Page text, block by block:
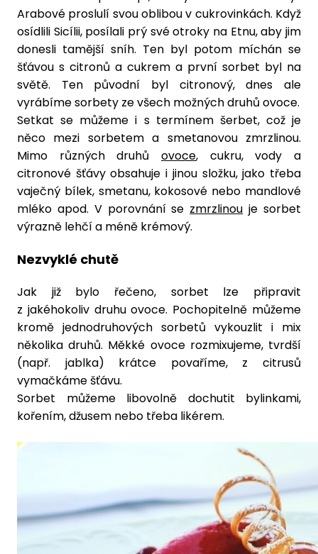
Arabové proslulí svou oblibou v cukrovinkách. Když
osídlili Sicílii, posílali prý své otroky na Etnu, aby jim
donesli tamější sníh. Ten byl potom míchán se
šťávou s citronů a cukrem a první sorbet byl na
světě. Ten původní byl citronový, dnes ale
vyrábíme sorbety ze všech možných druhů ovoce.
Setkat se můžeme i s termínem šerbet, což je
něco mezi sorbetem a smetanovou zmrzlinou.
Mimo různých druhů ovoce, cukru, vody a
citronové šťávy obsahuje i jinou složku, jako třeba
vaječný bílek, smetanu, kokosové nebo mandlové
mléko apod. V porovnání se zmrzlinou je sorbet
výrazně lehčí a méně krémový.
Nezvyklé chutě
Jak již bylo řečeno, sorbet lze připravit
z jakéhokoliv druhu ovoce. Pochopitelně můžeme
kromě jednodruhových sorbetů vykouzlit i mix
několika druhů. Měkké ovoce rozmixujeme, tvrdší
(např. jablka) krátce povaříme, z citrusů
vymačkáme šťávu.
Sorbet můžeme libovolně dochutit bylinkami,
kořením, džusem nebo třeba likérem.